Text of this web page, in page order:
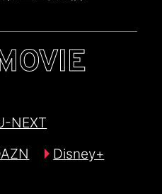
NEXT
Disney+